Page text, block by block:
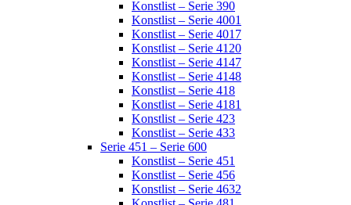
Konstlist – Serie 390
Konstlist – Serie 4001
Konstlist – Serie 4017
Konstlist – Serie 4120
Konstlist – Serie 4147
Konstlist – Serie 4148
Konstlist – Serie 418
Konstlist – Serie 4181
Konstlist – Serie 423
Konstlist – Serie 433
Serie 451 – Serie 600
Konstlist – Serie 451
Konstlist – Serie 456
Konstlist – Serie 4632